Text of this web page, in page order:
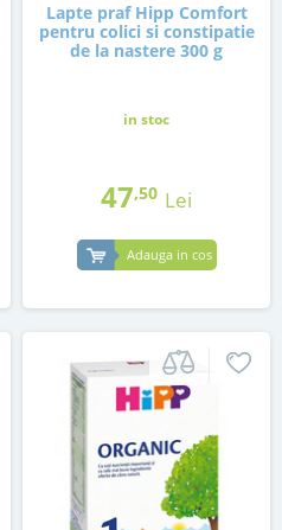
Lapte praf Hipp Comfort
pentru colici si constipatie
de la nastere 300 g
in stoc
47,50 Lei
Adauga in cos